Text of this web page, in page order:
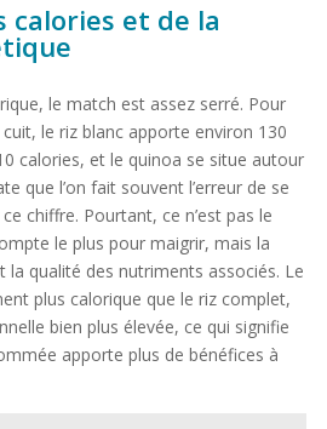
calories et de la
le match est assez serré. Pour
le riz blanc apporte environ 130
calories, et le quinoa se situe autour
que l’on fait souvent l’erreur de se
chiffre. Pourtant, ce n’est pas le
le plus pour maigrir, mais la
la qualité des nutriments associés. Le
plus calorique que le riz complet,
bien plus élevée, ce qui signifie
apporte plus de bénéfices à